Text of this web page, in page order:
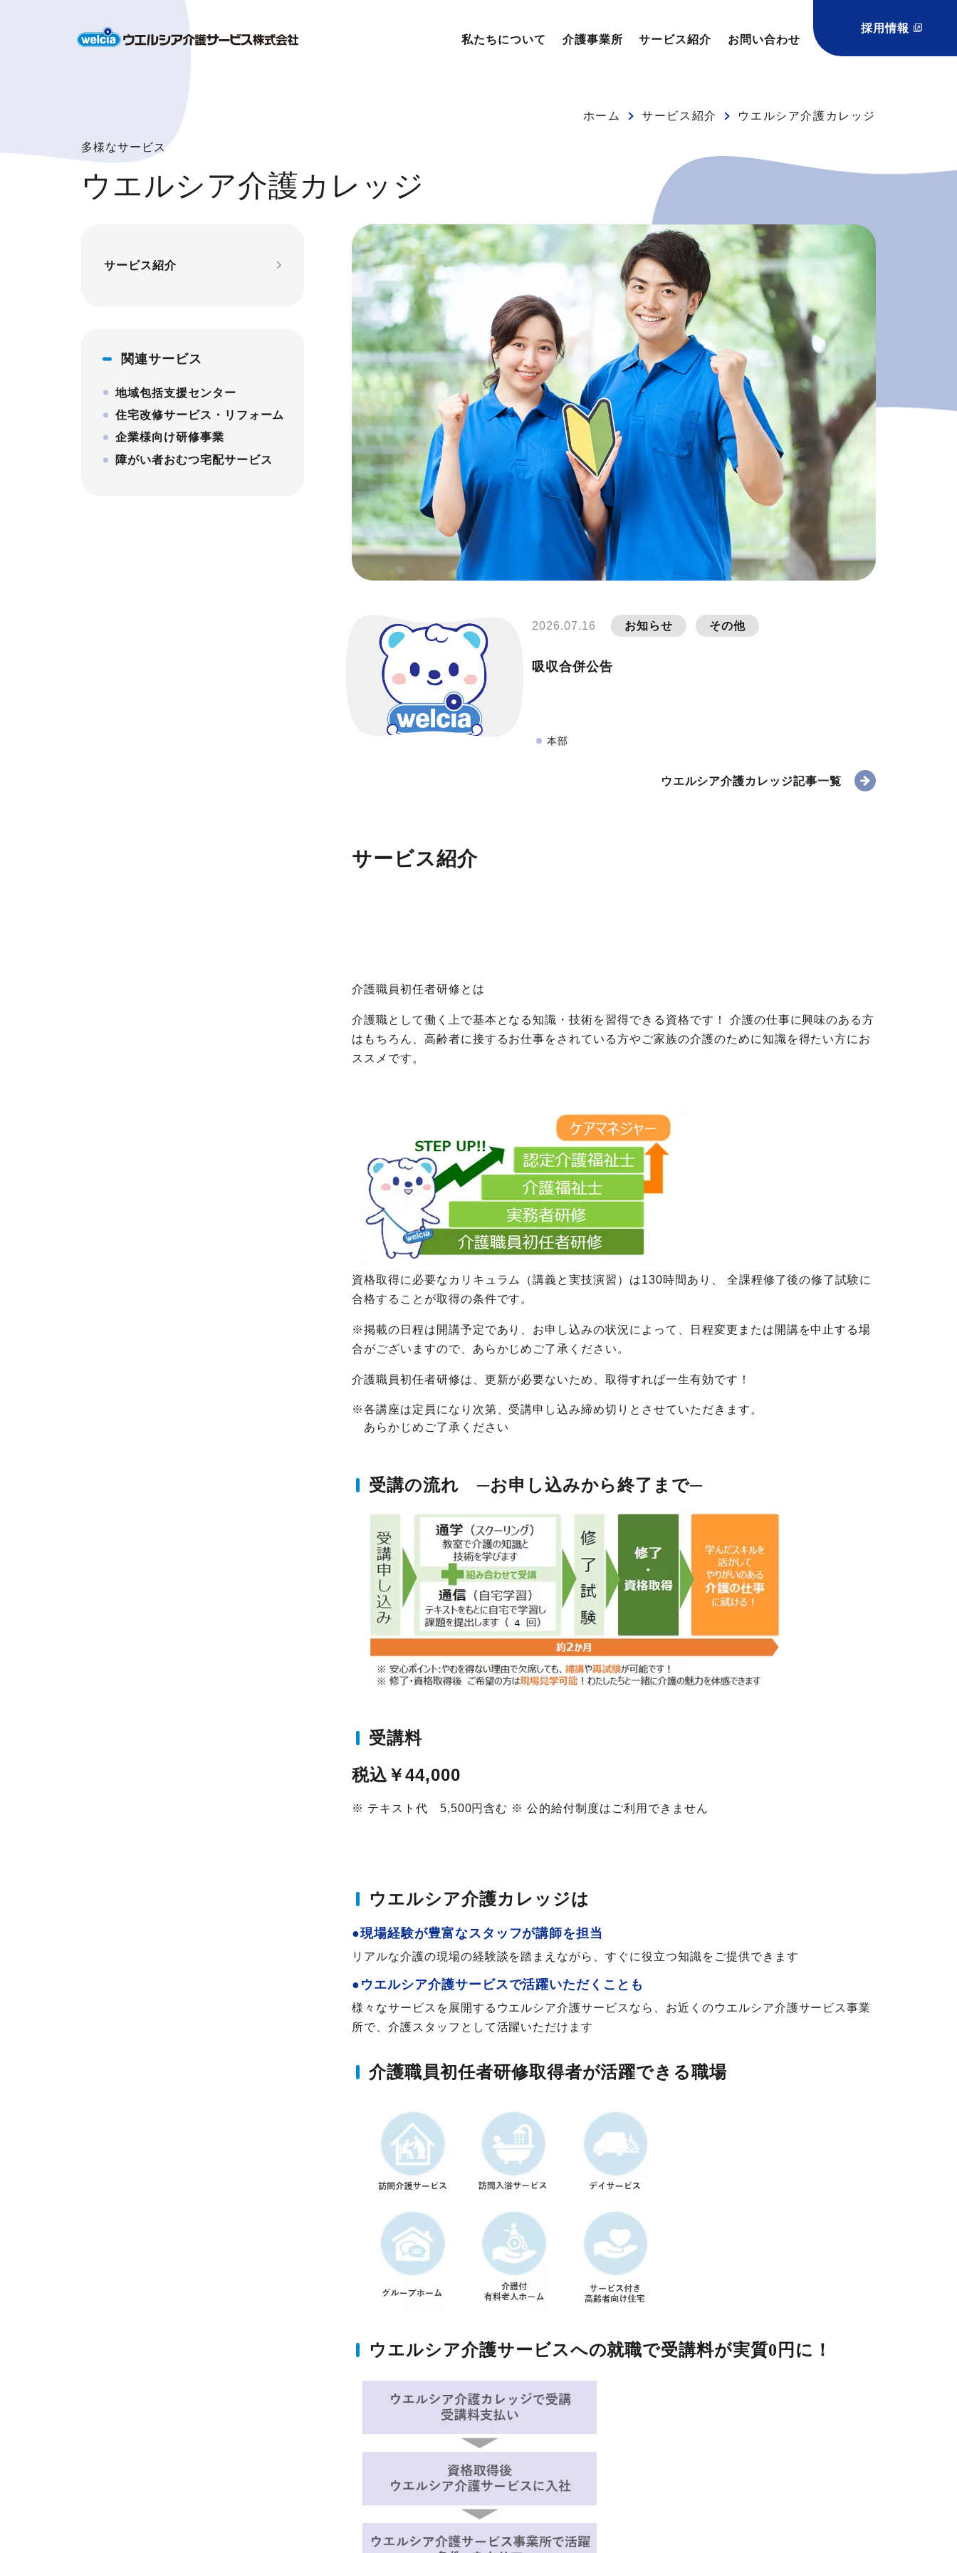
私たちについて 介護事業所 サービス紹介 お問い合わせ
採用情報
ホーム サービス紹介 ウエルシア介護カレッジ
多様なサービス
ウエルシア介護カレッジ
サービス紹介
関連サービス
地域包括支援センター
住宅改修サービス・リフォーム
企業様向け研修事業
障がい者おむつ宅配サービス
2026.07.16 お知らせ その他
吸収合併公告
本部
ウエルシア介護カレッジ記事一覧
サービス紹介
介護職員初任者研修とは
介護職として働く上で基本となる知識・技術を習得できる資格です！ 介護の仕事に興味のある方
はもちろん、高齢者に接するお仕事をされている方やご家族の介護のために知識を得たい方にお
ススメです。
資格取得に必要なカリキュラム（講義と実技演習）は130時間あり、 全課程修了後の修了試験に
合格することが取得の条件です。
※掲載の日程は開講予定であり、お申し込みの状況によって、日程変更または開講を中止する場
合がございますので、あらかじめご了承ください。
介護職員初任者研修は、更新が必要ないため、取得すれば一生有効です！
※各講座は定員になり次第、受講申し込み締め切りとさせていただきます。
あらかじめご了承ください
受講の流れ ─お申し込みから終了まで─
受講料
税込￥44,000
※ テキスト代 5,500円含む ※ 公的給付制度はご利用できません
ウエルシア介護カレッジは
●現場経験が豊富なスタッフが講師を担当
リアルな介護の現場の経験談を踏まえながら、すぐに役立つ知識をご提供できます
●ウエルシア介護サービスで活躍いただくことも
様々なサービスを展開するウエルシア介護サービスなら、お近くのウエルシア介護サービス事業
所で、介護スタッフとして活躍いただけます
介護職員初任者研修取得者が活躍できる職場
ウエルシア介護サービスへの就職で受講料が実質0円に！